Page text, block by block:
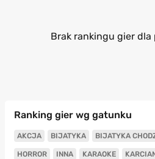
Brak rankingu gier
Ranking gier wg gatunku
AKCJA BIJATYKA BIJATYKA
HORROR INNA KARAOKE